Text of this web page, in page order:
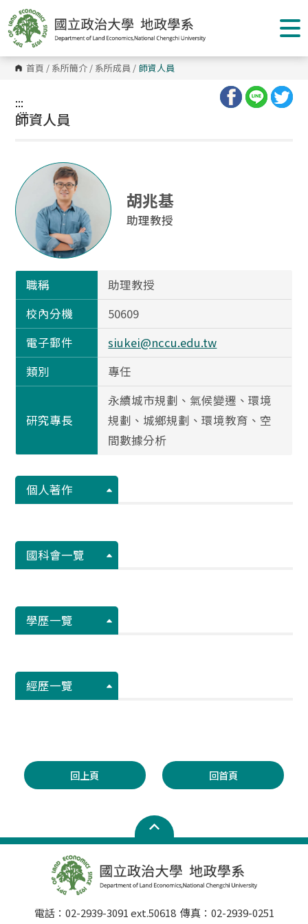
到
主
要
內
容
區 首頁 / 系所簡介 / 系所成員 / 師資人員
:::
:::
師資人員
胡兆基
助理教授
職稱
助理教授
校內分機
50609
電子郵件
siukei@nccu.edu.tw
類別
專任
研究專長
永續城市規劃、氣候變遷、環境
規劃、城鄉規劃、環境教育、空
間數據分析
個人著作
國科會一覽
學歷一覽
經歷一覽
回上頁 回首頁
電話：02-2939-3091 ext.50618 傳真：02-2939-0251